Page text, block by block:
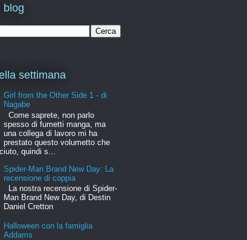
blog
settimana
Girl from the Other Side 1 - di
Nagabe
Come saprete, non parlo
spesso di fumetti manga, ma
una collega di lavoro mi ha
prestato questo volumetto che
quindi s...
Spider-Man Brand New Day: La
recensione di coppia
La nostra recensione di Spider-
Man Brand New Day, di Destin
Daniel Cretton
Halloween con la famiglia
Addams